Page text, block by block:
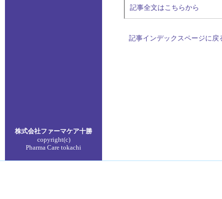
記事全文はこちらから
記事インデックスページに戻
株式会社ファーマケア十勝
copyright(c)
Pharma Care tokachi